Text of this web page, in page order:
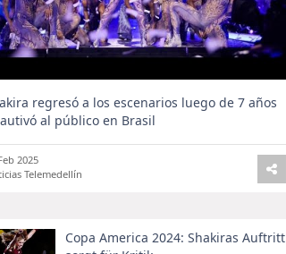
regresó a los escenarios luego de 7 años
al público en Brasil
2025
Telemedellín
Copa America 2024: Shakiras Auftritt